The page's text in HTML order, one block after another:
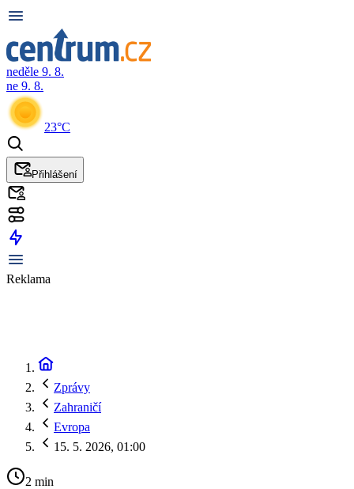
neděle 9. 8.
ne 9. 8.
23°C
Přihlášení
Reklama
Zprávy
Zahraničí
Evropa
15. 5. 2026, 01:00
2 min